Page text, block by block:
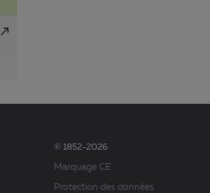
call_made
© 1852-2026
Marquage CE
Protection des données